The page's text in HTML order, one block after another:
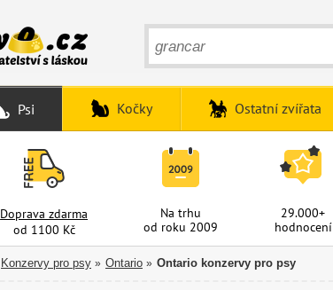
Psi Kočky Ostatní zvířata
Doprava zdarma
od 1100 Kč
Na trhu
od roku 2009
29.000+
hodnocení
Konzervy pro psy » Ontario » Ontario konzervy pro psy